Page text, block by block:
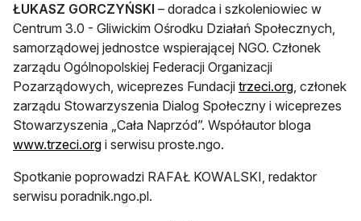
ŁUKASZ GORCZYŃSKI – doradca i szkoleniowiec w
Centrum 3.0 - Gliwickim Ośrodku Działań Społecznych,
samorządowej jednostce wspierającej NGO. Członek
zarządu Ogólnopolskiej Federacji Organizacji
Pozarządowych, wiceprezes Fundacji trzeci.orgotwiera się
, członek
zarządu Stowarzyszenia Dialog Społeczny i wiceprezes
Stowarzyszenia „Cała Naprzód”. Współautor bloga
www.trzeci.orgotwiera się w nowej karcie
i serwisu proste.ngo.
Spotkanie poprowadzi RAFAŁ KOWALSKI, redaktor
serwisu poradnik.ngo.pl.